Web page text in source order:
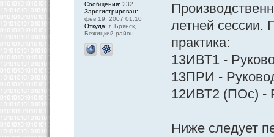
летней сессии.
практика:
13ИВТ1 -
13ПРИ -
12ИВТ2 (ПОс) -
Ниже следует
Сообщения: 232
Зарегистрирован:
фев 19, 2007 01:10
Откуда: г. Брянск,
Бежицкий район.